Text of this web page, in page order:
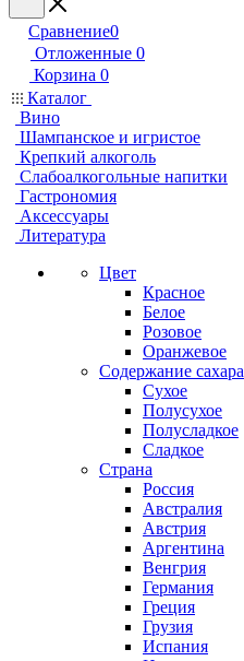
Сравнение0
Отложенные 0
Корзина 0
Каталог
Вино
Шампанское и игристое
Крепкий алкоголь
Слабоалкогольные напитки
Гастрономия
Аксессуары
Литература
Цвет
Красное
Белое
Розовое
Оранжевое
Содержание сахара
Сухое
Полусухое
Полусладкое
Сладкое
Страна
Россия
Австралия
Австрия
Аргентина
Венгрия
Германия
Греция
Грузия
Испания